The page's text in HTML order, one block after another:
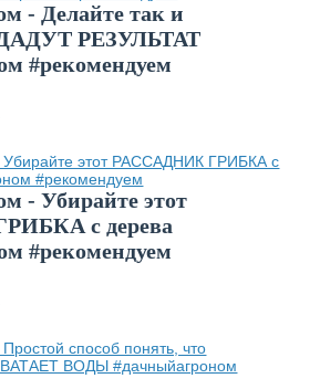
- Делайте так и
РЕЗУЛЬТАТ
#рекомендуем
- Убирайте этот
с дерева
#рекомендуем